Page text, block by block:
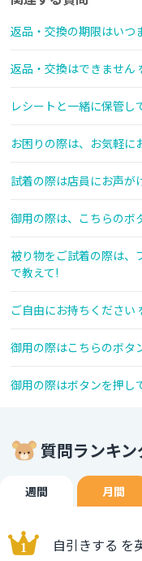
返品・交換の期限はいつ
返品・交換はできません
レシートと一緒に保管し
お困りの際は、お気軽に
試着の際は店員にお声が
御用の際は、こちらのボ
被り物をご試着の際は、
で教えて!
ご自由にお持ちください
御用の際はこちらのボタ
御用の際はボタンを押し
質問ランキン
週間 月間
自引きする を